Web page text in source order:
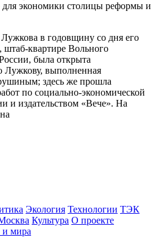
экономики столицы реформы и
в годовщину со дня его
штаб-квартире Вольного
была открыта
выполненная
здесь же прошла
по социально-экономической
и издательством «Вече». На
Экология Технологии ТЭК
Культура О проекте
и мира